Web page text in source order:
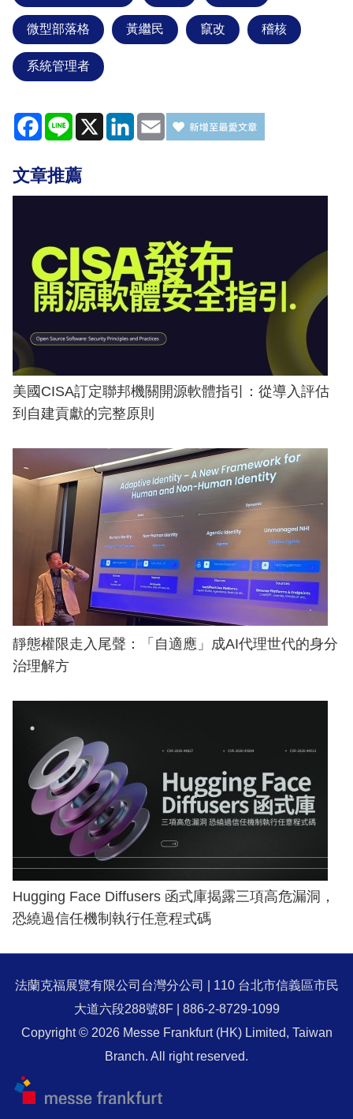
微型部落格 黃繼民 竄改 稽核
系統管理者
Facebook
Line X LinkedIn
Email
文章推薦
美國CISA訂定聯邦機關開源軟體指引：從導入評估
到自建貢獻的完整原則
靜態權限走入尾聲：「自適應」成AI代理世代的身分
治理解方
Hugging Face Diffusers 函式庫揭露三項高危漏洞，
恐繞過信任機制執行任意程式碼
法蘭克福展覽有限公司台灣分公司 | 110 台北市信義區市民
大道六段288號8F | 886-2-8729-1099
Copyright © 2026 Messe Frankfurt (HK) Limited, Taiwan
Branch. All right reserved.